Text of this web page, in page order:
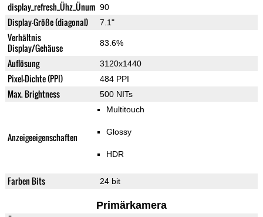
display_refresh_Ühz_Ünum 90
Display-Größe (diagonal) 7.1"
Verhältnis
Display/Gehäuse
83.6%
Auflösung 3120x1440
Pixel-Dichte (PPI) 484 PPI
Max. Brightness 500 NITs
Anzeigeeigenschaften
Multitouch
Glossy
HDR
Farben Bits 24 bit
Primärkamera